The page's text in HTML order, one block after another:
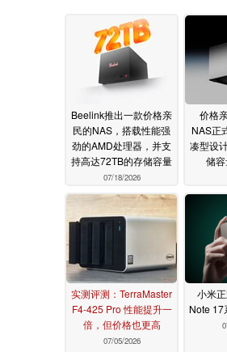
Beelink推出一款价格亲
民的NAS，搭载性能强
劲的AMD处理器，并支
持高达72TB的存储容量
07/18/2026
价格
NAS正
凑型设
储
实测评测：TerraMaster
F4-425 Pro 性能提升一
倍，但价格也更高
07/05/2026
小米
Note 17